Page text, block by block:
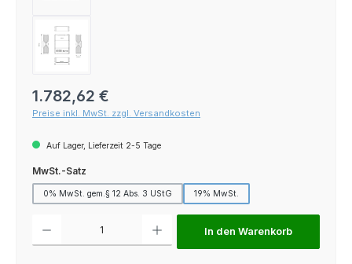
Regulärer Preis:
1.782,62 €
Preise inkl. MwSt. zzgl. Versandkosten
Auf Lager, Lieferzeit 2-5 Tage
MwSt.-Satz
0% MwSt. gem.§ 12 Abs. 3 UStG 19% MwSt.
In den Warenkorb